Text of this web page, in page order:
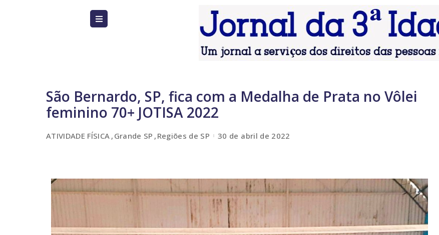
São Bernardo, SP, fica com a Medalha de Prata no Vôlei
feminino 70+ JOTISA 2022
ATIVIDADE FÍSICA Grande SP Regiões de SP 30 de abril de 2022